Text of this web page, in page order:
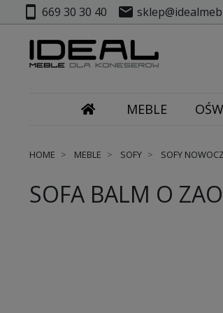
smartphone 669 30 30 40 mail
MEBLE
HOME MEBLE SOFY SOFY
SOFA BALM O